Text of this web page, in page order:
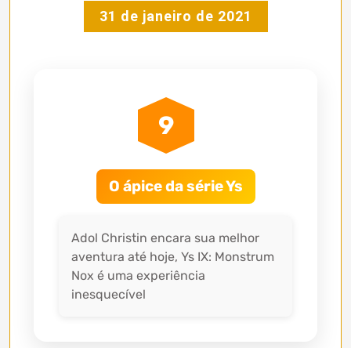
31 de janeiro de 2021
9
O ápice da série Ys
Adol Christin encara sua melhor
aventura até hoje, Ys IX: Monstrum
Nox é uma experiência
inesquecível